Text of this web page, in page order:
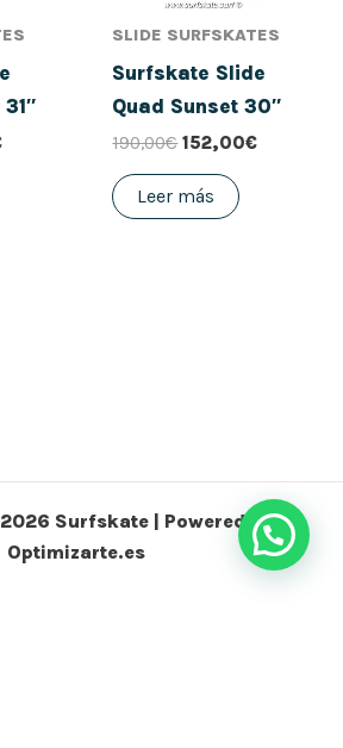
SLIDE SURFSKATES
Surfskate Slide
Quad Sunset 30″
190,00€ 152,00€
Leer más
Surfskate | Powered by
Optimizarte.es